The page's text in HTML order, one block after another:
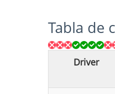
Tabla
Driver